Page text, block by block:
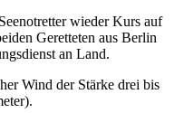
wieder Kurs auf
Geretteten aus Berlin
an Land.
Wind der Stärke drei bis